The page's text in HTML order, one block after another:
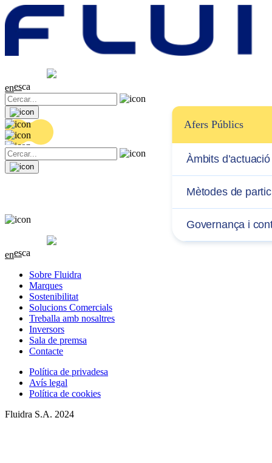
0.06 (+0.3%)
enesca
0.06 (+0.3%)
enesca
Sobre Fluidra
Marques
Sostenibilitat
Solucions Comercials
Treballa amb nosaltres
Inversors
Sala de premsa
Contacte
Política de privadesa
Avís legal
Política de cookies
Fluidra S.A. 2024
Afers Públics
Àmbits d’actuació
Mètodes de
Governança i